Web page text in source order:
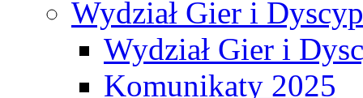
Wydział Gier i
Wydział Gier i
Komunikaty 2025